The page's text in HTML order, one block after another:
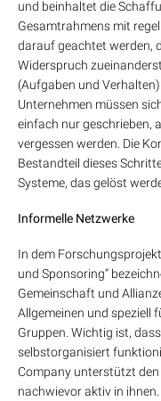
und beinhaltet die
Gesamtrahmens mit
darauf geachtet werden,
Widerspruch
(Aufgaben und
Unternehmen müssen
einfach nur geschrieben,
vergessen werden. Die
Bestandteil dieses
Systeme, das gelöst
Informelle Netzwerke
In dem
und Sponsoring“
Gemeinschaft und
Allgemeinen und speziell
Gruppen. Wichtig ist,
selbstorganisiert
Company unterstützt
nachwievor aktiv in ihnen.